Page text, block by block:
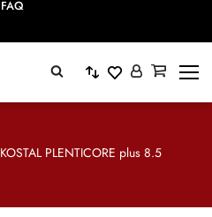
FAQ
KOSTAL PLENTICORE plus 8.5